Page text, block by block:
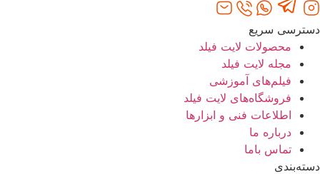
دسترسی سریع
محصولات لایت فیلد
مجله لایت فیلد
فیلم‌های آموزشی
فروشگاه‌های لایت فیلد
اطلاعات فنی و ابزارها
درباره ما
تماس باما
دسته‌بندی